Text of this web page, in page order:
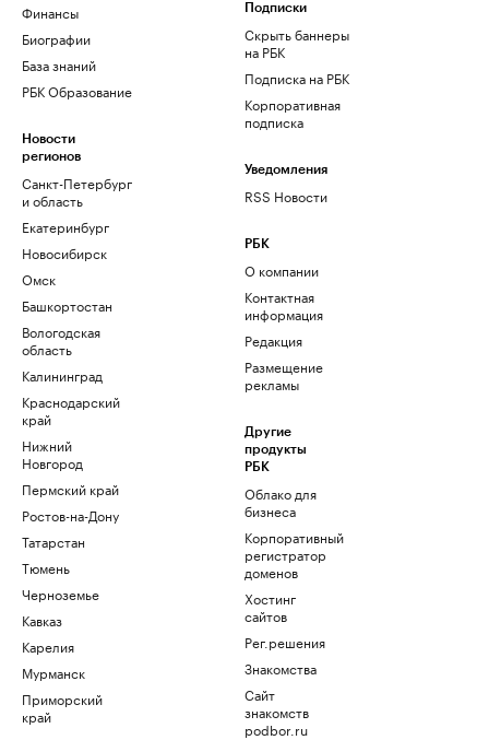
Финансы
Биографии
База знаний
РБК Образование
Новости
регионов
Санкт-Петербург
и область
Екатеринбург
Новосибирск
Омск
Башкортостан
Вологодская
область
Калининград
Краснодарский
край
Нижний
Новгород
Пермский край
Ростов-на-Дону
Татарстан
Тюмень
Черноземье
Кавказ
Карелия
Мурманск
Приморский
край
Подписки
Скрыть баннеры
на РБК
Подписка на РБК
Корпоративная
подписка
Уведомления
RSS Новости
РБК
О компании
Контактная
информация
Редакция
Размещение
рекламы
Другие
продукты
РБК
Облако для
бизнеса
Корпоративный
регистратор
доменов
Хостинг
сайтов
Рег.решения
Знакомства
Сайт
знакомств
podbor.ru